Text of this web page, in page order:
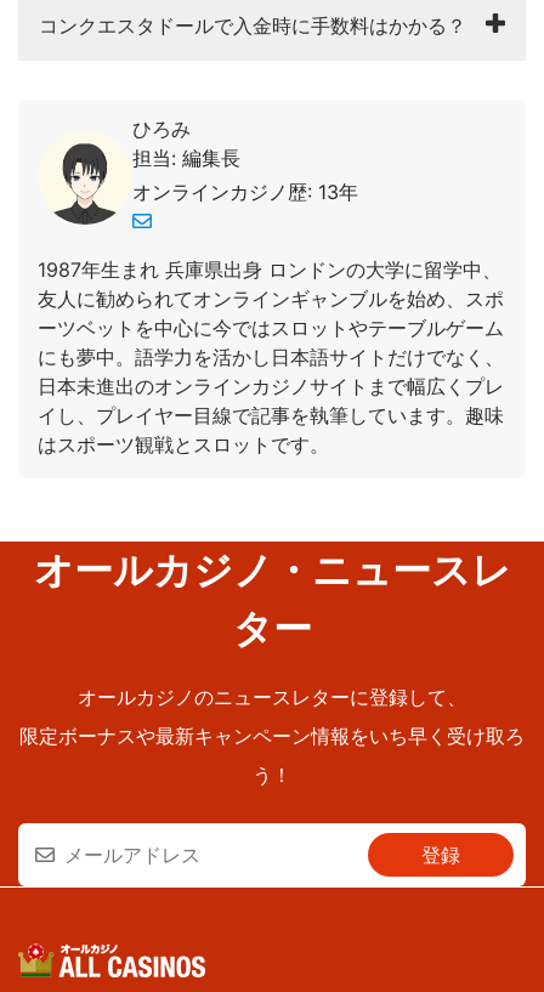
コンクエスタドールで入金時に手数料はかかる？
ひろみ
担当: 編集長
オンラインカジノ歴: 13年
1987年生まれ 兵庫県出身 ロンドンの大学に留学中、
友人に勧められてオンラインギャンブルを始め、スポ
ーツベットを中心に今ではスロットやテーブルゲーム
にも夢中。語学力を活かし日本語サイトだけでなく、
日本未進出のオンラインカジノサイトまで幅広くプレ
イし、プレイヤー目線で記事を執筆しています。趣味
はスポーツ観戦とスロットです。
オールカジノ・ニュースレ
ター
オールカジノのニュースレターに登録して、
限定ボーナスや最新キャンペーン情報をいち早く受け取ろ
う！